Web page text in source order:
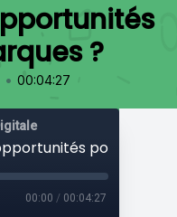
?
• 00:04:27
00:00 / 00:04:27